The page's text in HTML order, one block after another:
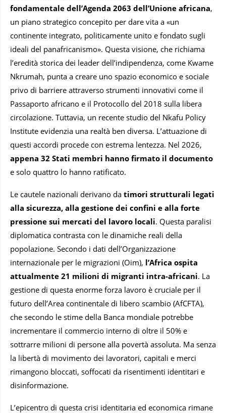
fondamentale dell’Agenda 2063 dell’Unione africana,
un piano strategico concepito per dare vita a «un
continente integrato, politicamente unito e fondato sugli
ideali del panafricanismo». Questa visione, che richiama
l’eredità storica dei leader dell’indipendenza, come Kwame
Nkrumah, punta a creare uno spazio economico e sociale
privo di barriere attraverso strumenti innovativi come il
Passaporto africano e il Protocollo del 2018 sulla libera
circolazione. Tuttavia, un recente studio del Nkafu Policy
Institute evidenzia una realtà ben diversa. L’attuazione di
questi accordi procede con estrema lentezza. Nel 2026,
appena 32 Stati membri hanno firmato il documento
e solo quattro lo hanno ratificato.
Le cautele nazionali derivano da timori strutturali legati
alla sicurezza, alla gestione dei confini e alla forte
pressione sui mercati del lavoro locali. Questa paralisi
diplomatica contrasta con le dinamiche reali della
popolazione. Secondo i dati dell’Organizzazione
internazionale per le migrazioni (Oim), l’Africa ospita
attualmente 21 milioni di migranti intra-africani. La
gestione di questa enorme forza lavoro è cruciale per il
futuro dell’Area continentale di libero scambio (AfCFTA),
che secondo le stime della Banca mondiale potrebbe
incrementare il commercio interno di oltre il 50% e
sottrarre milioni di persone alla povertà assoluta. Ma senza
la libertà di movimento dei lavoratori, capitali e merci
rimangono bloccati, soffocati da risentimenti identitari e
disinformazione.
L’epicentro di questa crisi identitaria ed economica rimane